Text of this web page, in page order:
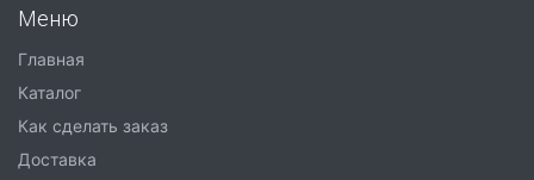
Меню
Главная
Каталог
Как сделать заказ
Доставка